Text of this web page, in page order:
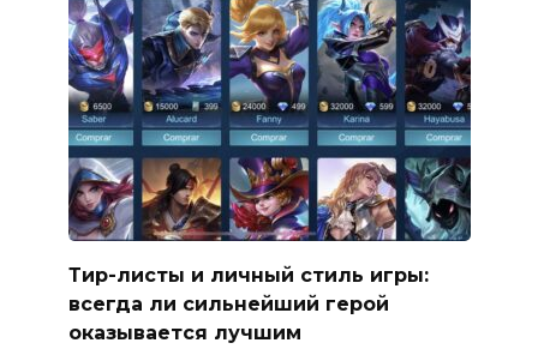
Тир-листы и личный стиль игры:
всегда ли сильнейший герой
оказывается лучшим